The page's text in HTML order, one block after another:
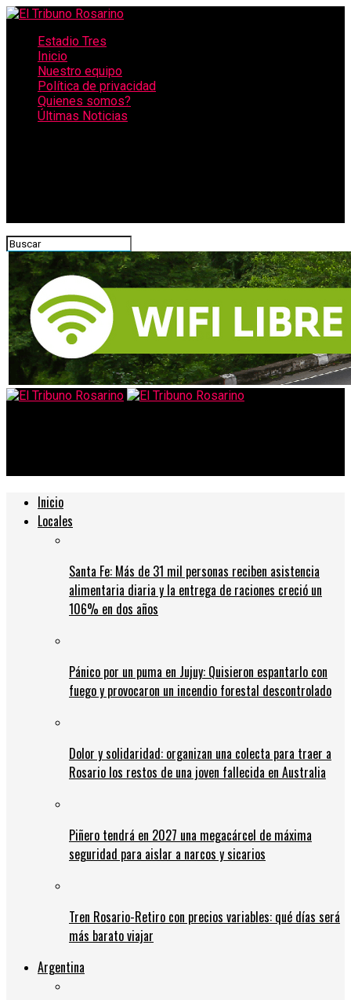
Estadio Tres
Inicio
Nuestro equipo
Política de privacidad
Quienes somos?
Últimas Noticias
Inicio
Locales
Santa Fe: Más de 31 mil personas reciben asistencia
alimentaria diaria y la entrega de raciones creció un
106% en dos años
Pánico por un puma en Jujuy: Quisieron espantarlo con
fuego y provocaron un incendio forestal descontrolado
Dolor y solidaridad: organizan una colecta para traer a
Rosario los restos de una joven fallecida en Australia
Piñero tendrá en 2027 una megacárcel de máxima
seguridad para aislar a narcos y sicarios
Tren Rosario-Retiro con precios variables: qué días será
más barato viajar
Argentina